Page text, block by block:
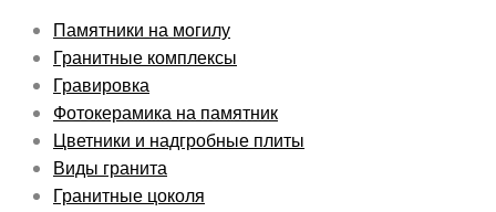
Памятники на могилу
Гранитные комплексы
Гравировка
Фотокерамика на памятник
Цветники и надгробные плиты
Виды гранита
Гранитные цоколя